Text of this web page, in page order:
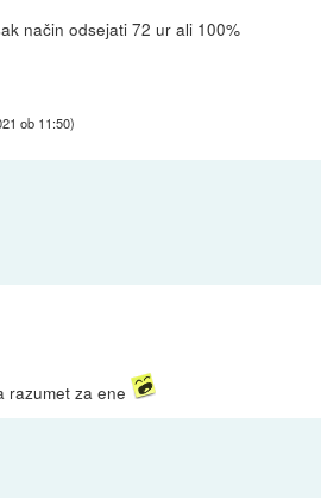
način odsejati 72 ur ali 100%
ob 11:50)
razumet za ene